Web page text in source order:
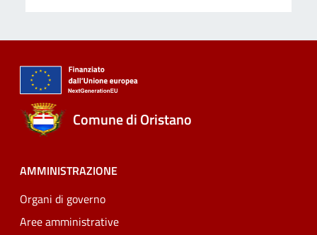
Comune di Oristano
AMMINISTRAZIONE
Organi di governo
Aree amministrative